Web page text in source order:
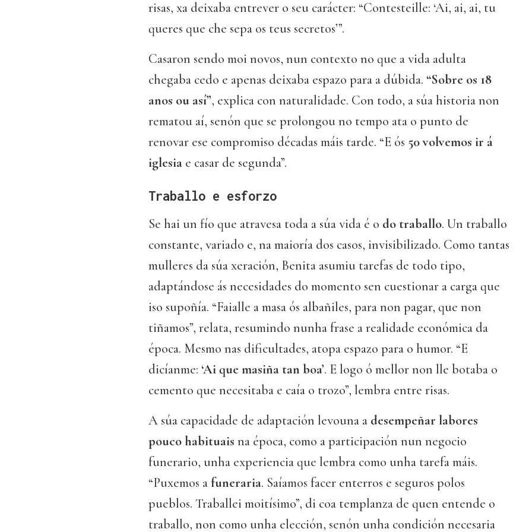
risas, xa deixaba entrever o seu carácter: “Contesteille: ‘Ai, ai, ai, tu
queres que che sepa os teus secretos’”.
Casaron sendo moi novos, nun contexto no que a vida adulta
chegaba cedo e apenas deixaba espazo para a dúbida. “Sobre os 18
anos ou así”, explica con naturalidade. Con todo, a súa historia non
rematou aí, senón que se prolongou no tempo ata o punto de
renovar ese compromiso décadas máis tarde. “E ós 50 volvemos ir á
iglesia e casar de segunda”.
Traballo e esforzo
Se hai un fío que atravesa toda a súa vida é o do traballo. Un traballo
constante, variado e, na maioría dos casos, invisibilizado. Como tantas
mulleres da súa xeración, Benita asumiu tarefas de todo tipo,
adaptándose ás necesidades do momento sen cuestionar a carga que
iso supoñía. “Faialle a masa ós albañiles, para non pagar, que non
tiñamos”, relata, resumindo nunha frase a realidade económica da
época. Mesmo nas dificultades, atopa espazo para o humor. “E
dicíanme: ‘Ai que masiña tan boa’. E logo ó mellor non lle botaba o
cemento que necesitaba e caía o trozo”, lembra entre risas.
A súa capacidade de adaptación levouna a desempeñar labores
pouco habituais na época, como a participación nun negocio
funerario, unha experiencia que lembra como unha tarefa máis.
“Puxemos afuneraria. Saíamos facer enterros e seguros polos
pueblos. Traballei moitísimo”, di coa templanza de quen entende o
traballo, non como unha elección, senón unha condición necesaria